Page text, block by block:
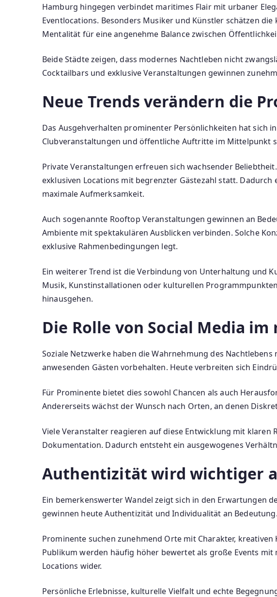
Hamburg hingegen verbindet maritimes Flair mit urbaner
Eventlocations. Besonders Musiker und Künstler schätzen
Mentalität für eine angenehme Balance zwischen
Beide Städte zeigen, dass modernes Nachtleben nicht
Cocktailbars und exklusive Veranstaltungen gewinnen
Neue Trends verändern die
Das Ausgehverhalten prominenter Persönlichkeiten hat sich
Clubveranstaltungen und öffentliche Auftritte im Mittelpunkt
Private Veranstaltungen erfreuen sich wachsender
exklusiven Locations mit begrenzter Gästezahl statt.
maximale Aufmerksamkeit.
Auch sogenannte Rooftop Veranstaltungen gewinnen an
Ambiente mit spektakulären Ausblicken verbinden. Solche
exklusive Rahmenbedingungen legt.
Ein weiterer Trend ist die Verbindung von Unterhaltung und
Musik, Kunstinstallationen oder kulturellen
hinausgehen.
Die Rolle von Social Media
Soziale Netzwerke haben die Wahrnehmung des
anwesenden Gästen vorbehalten. Heute verbreiten sich
Für Prominente bietet dies sowohl Chancen als auch
Andererseits wächst der Wunsch nach Orten, an denen
Viele Veranstalter reagieren auf diese Entwicklung mit
Dokumentation. Dadurch entsteht ein ausgewogenes
Authentizität wird wichtiger
Ein bemerkenswerter Wandel zeigt sich in den Erwartungen
gewinnen heute Authentizität und Individualität an Bedeutung.
Prominente suchen zunehmend Orte mit Charakter,
Publikum werden häufig höher bewertet als große Events
Locations wider.
Persönliche Erlebnisse, kulturelle Vielfalt und echte